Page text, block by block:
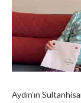
Aydın’ın